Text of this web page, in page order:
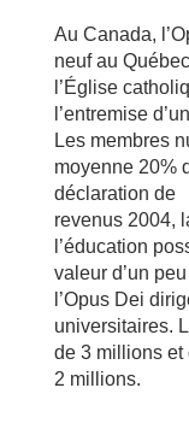
Au Canada,
neuf au
l’Église
l’entremise
Les membres
moyenne 20%
déclaration de
revenus 2004,
l’éducation
valeur d’un
l’Opus Dei
universitaires.
de 3 millions et
2 millions.